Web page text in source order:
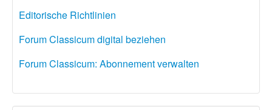
Editorische Richtlinien
Forum Classicum digital beziehen
Forum Classicum: Abonnement verwalten